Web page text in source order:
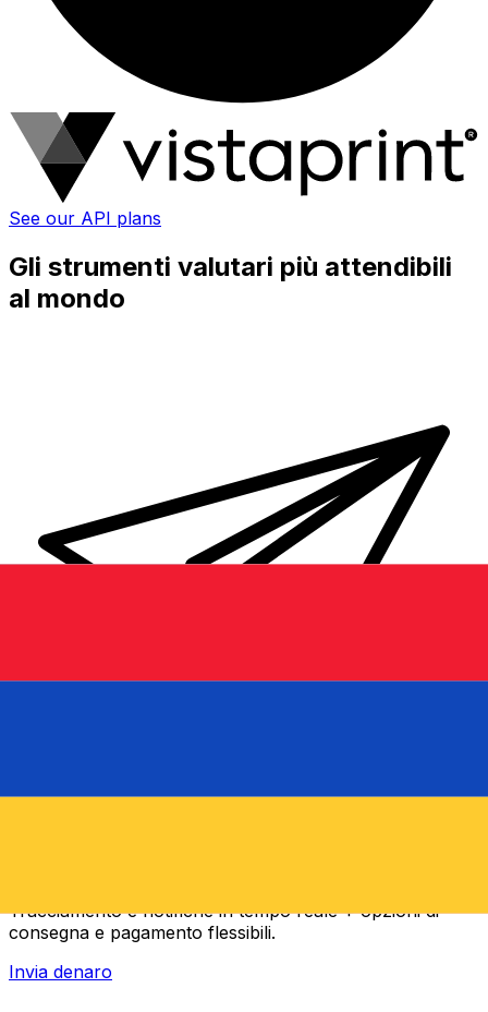
See our API plans
Gli strumenti valutari più attendibili
al mondo
Tracciamento e notifiche in tempo reale + opzioni di
consegna e pagamento flessibili.
Invia denaro